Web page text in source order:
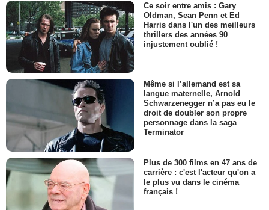
Ce soir entre amis : Gary
Oldman, Sean Penn et Ed
Harris dans l'un des meilleurs
thrillers des années 90
injustement oublié !
Même si l’allemand est sa
langue maternelle, Arnold
Schwarzenegger n’a pas eu le
droit de doubler son propre
personnage dans la saga
Terminator
Plus de 300 films en 47 ans de
carrière : c'est l'acteur qu'on a
le plus vu dans le cinéma
français !